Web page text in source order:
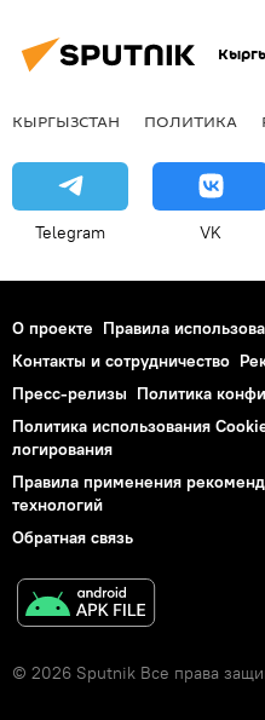
КЫРГЫЗСТАН ПОЛИТИКА
Telegram VK
О проекте Правила
Контакты и сотрудничество
Пресс-релизы Политика
Политика использования
логирования
Правила применения
технологий
Обратная связь
© 2026 Sputnik Все права